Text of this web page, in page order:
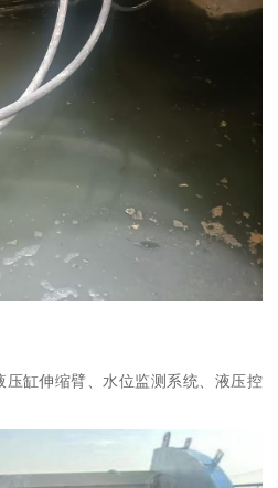
缸伸缩臂、水位监测系统、液压控